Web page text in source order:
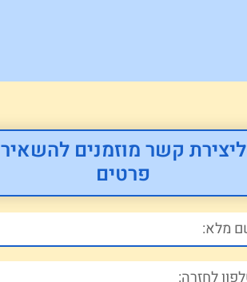
ליצירת קשר מוזמנים להשאיר
פרטים